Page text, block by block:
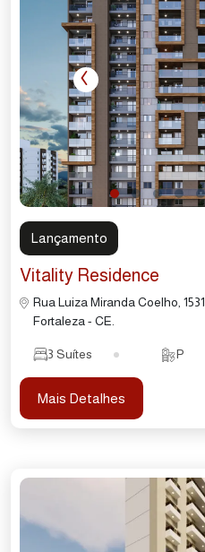
‹
Lançamento
Vitality Residence
Rua Luiza Miranda Coelho, 1531,
Fortaleza - CE.
3 Suítes P
Mais Detalhes